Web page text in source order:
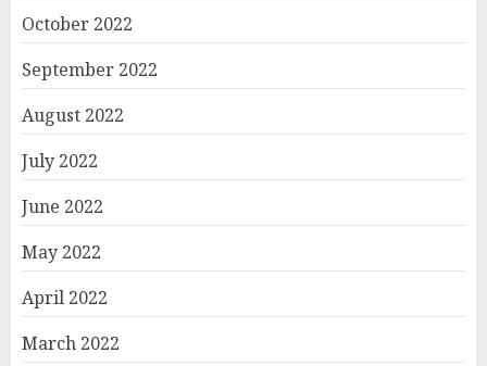
October 2022
September 2022
August 2022
July 2022
June 2022
May 2022
April 2022
March 2022